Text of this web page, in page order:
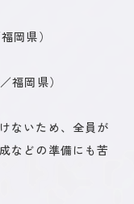
岡県）
福岡県）
ないため、全員が
などの準備にも苦